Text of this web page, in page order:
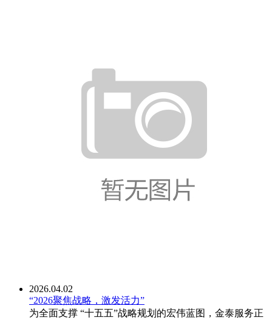
2026.04.02
“2026聚焦战略，激发活力”
为全面支撑 “十五五”战略规划的宏伟蓝图，金泰服务正